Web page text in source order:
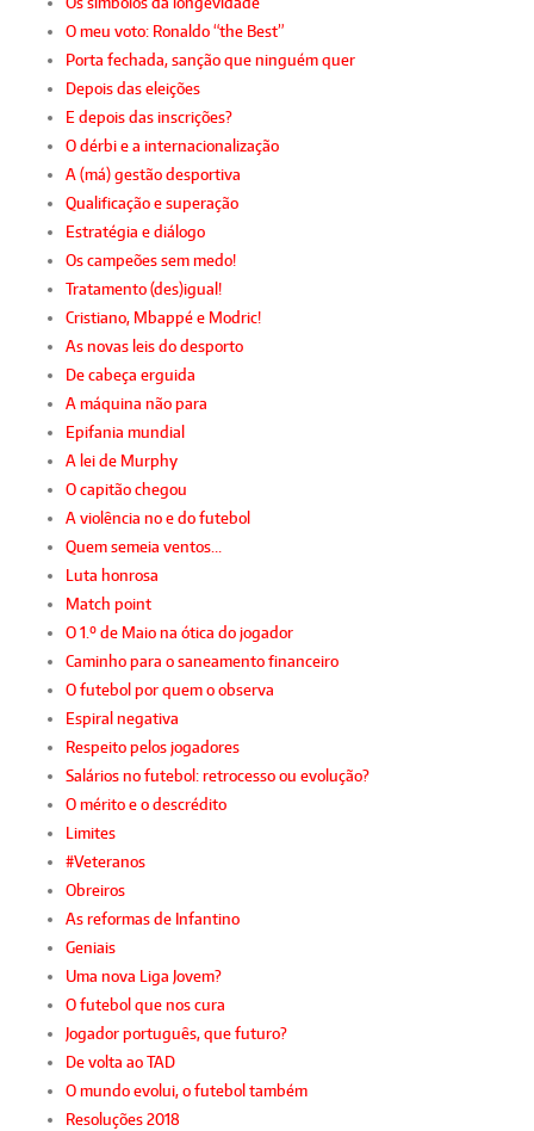
O meu voto: Ronaldo “the Best”
Porta fechada, sanção que ninguém quer
Depois das eleições
E depois das inscrições?
O dérbi e a internacionalização
A (má) gestão desportiva
Qualificação e superação
Estratégia e diálogo
Os campeões sem medo!
Tratamento (des)igual!
Cristiano, Mbappé e Modric!
As novas leis do desporto
De cabeça erguida
A máquina não para
Epifania mundial
A lei de Murphy
O capitão chegou
A violência no e do futebol
Quem semeia ventos…
Luta honrosa
Match point
O 1.º de Maio na ótica do jogador
Caminho para o saneamento financeiro
O futebol por quem o observa
Espiral negativa
Respeito pelos jogadores
Salários no futebol: retrocesso ou evolução?
O mérito e o descrédito
Limites
#Veteranos
Obreiros
As reformas de Infantino
Geniais
Uma nova Liga Jovem?
O futebol que nos cura
Jogador português, que futuro?
De volta ao TAD
O mundo evolui, o futebol também
Resoluções 2018